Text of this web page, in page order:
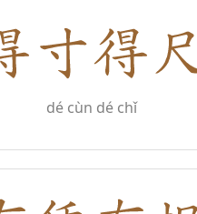
dé cùn dé chǐ